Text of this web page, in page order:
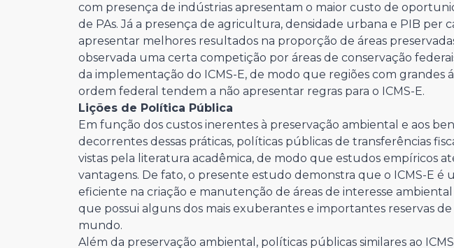
com presença de indústrias apresentam o maior custo de
de PAs. Já a presença de agricultura, densidade urbana e PIB per
apresentar melhores resultados na proporção de áreas
observada uma certa competição por áreas de conservação
da implementação do ICMS-E, de modo que regiões com grandes
ordem federal tendem a não apresentar regras para o ICMS-E.
Lições de Política Pública
Em função dos custos inerentes à preservação ambiental e aos
decorrentes dessas práticas, políticas públicas de transferências
vistas pela literatura acadêmica, de modo que estudos empíricos
vantagens. De fato, o presente estudo demonstra que o ICMS-E é
eficiente na criação e manutenção de áreas de interesse
que possui alguns dos mais exuberantes e importantes reservas
mundo.
Além da preservação ambiental, políticas públicas similares ao